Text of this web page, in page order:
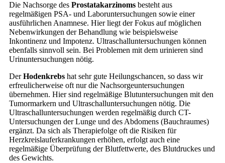
Die Nachsorge des Prostatakarzinoms besteht aus
regelmäßigen PSA- und Laboruntersuchungen sowie einer
ausführlichen Anamnese. Hier liegt der Fokus auf möglichen
Nebenwirkungen der Behandlung wie beispielsweise
Inkontinenz und Impotenz. Ultraschalluntersuchungen können
ebenfalls sinnvoll sein. Bei Problemen mit dem urinieren sind
Urinuntersuchungen nötig.
DerHodenkrebs hat sehr gute Heilungschancen, so dass wir
erfreulicherweise oft nur die Nachsorgeuntersuchungen
übernehmen. Hier sind regelmäßige Blutuntersuchungen mit den
Tumormarkern und Ultraschalluntersuchungen nötig. Die
Ultraschalluntersuchungen werden regelmäßig durch CT-
Untersuchungen der Lunge und des Abdomens (Bauchraumes)
ergänzt. Da sich als Therapiefolge oft die Risiken für
Herzkreislauferkrankungen erhöhen, erfolgt auch eine
regelmäßige Überprüfung der Blutfettwerte, des Blutdruckes und
des Gewichts.